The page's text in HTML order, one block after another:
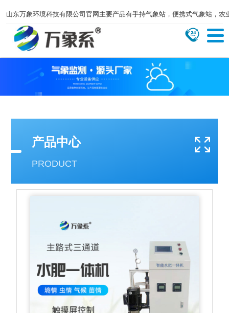
山东万象环境科技有限公司官网主要产品有手持气象站，便携式气象站，
产品中心
PRODUCT